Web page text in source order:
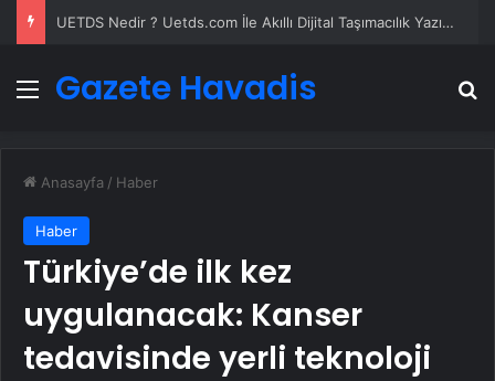
Kompresör Kafası Değişimi mi Yeni Sistem mi? İşletmeniz İçin En İyi Karar
Menü
Gazete Havadis
Anasayfa / Haber
Haber
Türkiye’de ilk kez
uygulanacak: Kanser
tedavisinde yerli teknoloji